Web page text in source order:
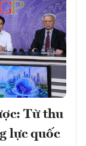
Từ thu
lực quốc